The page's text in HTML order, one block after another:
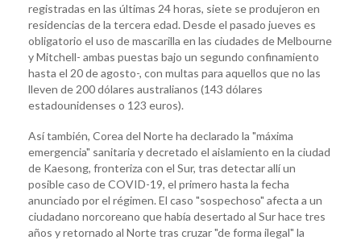
registradas en las últimas 24 horas, siete se produjeron en
residencias de la tercera edad. Desde el pasado jueves es
obligatorio el uso de mascarilla en las ciudades de Melbourne
y Mitchell- ambas puestas bajo un segundo confinamiento
hasta el 20 de agosto-, con multas para aquellos que no las
lleven de 200 dólares australianos (143 dólares
estadounidenses o 123 euros).
Así también, Corea del Norte ha declarado la "máxima
emergencia" sanitaria y decretado el aislamiento en la ciudad
de Kaesong, fronteriza con el Sur, tras detectar allí un
posible caso de COVID-19, el primero hasta la fecha
anunciado por el régimen. El caso "sospechoso" afecta a un
ciudadano norcoreano que había desertado al Sur hace tres
años y retornado al Norte tras cruzar "de forma ilegal" la